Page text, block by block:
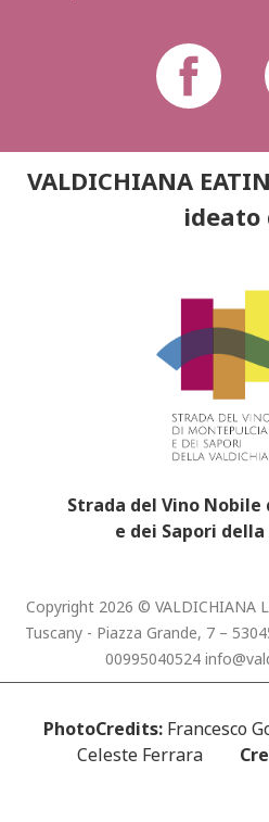
VALDICHIANA
ideato
Strada del Vino
e dei Sapori
Copyright 2026 © VALDICHIANA
Tuscany - Piazza Grande, 7 –
00995040524
PhotoCredits: Francesco
Celeste Ferrara